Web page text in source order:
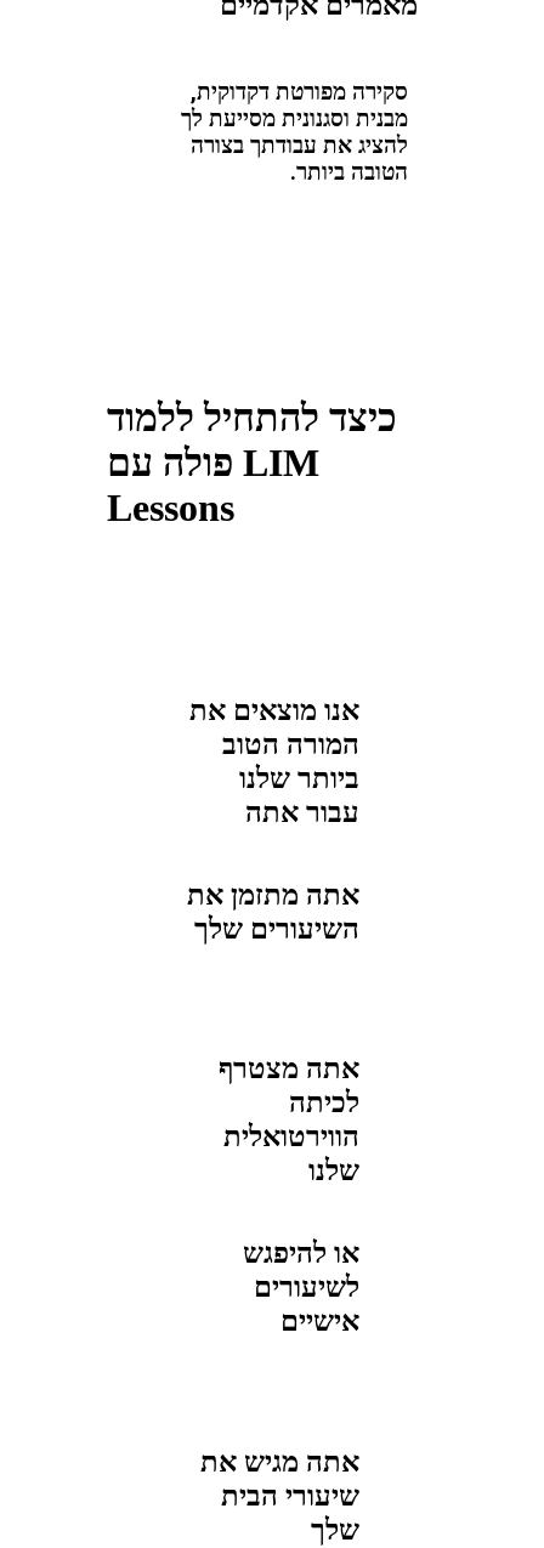
סקירה מפורטת דקדוקית,
מבנית וסגנונית מסייעת לך
להציג את עבודתך בצורה
הטובה ביותר.
כיצד להתחיל ללמוד
פולה עם LIM
Lessons
אנו מוצאים את
המורה הטוב
ביותר שלנו
עבור אתה
אתה מתזמן את
השיעורים שלך
אתה מצטרף
לכיתה
הווירטואלית
שלנו
או להיפגש
לשיעורים
אישיים
אתה מגיש את
שיעורי הבית
שלך